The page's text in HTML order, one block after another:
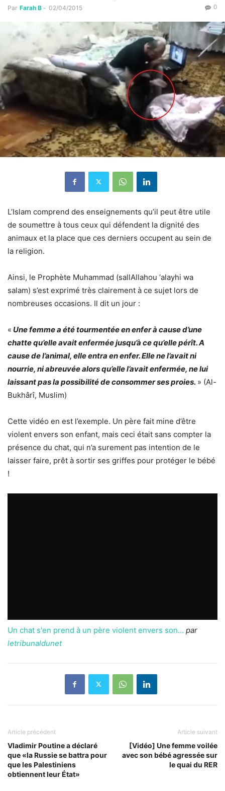
Par Farah B - 02/04/2015 0
L’Islam comprend des enseignements qu’il peut être utile
de soumettre à tous ceux qui défendent la dignité des
animaux et la place que ces derniers occupent au sein de
la religion.
Ainsi, le Prophète Muhammad (sallAllahou ‘alayhi wa
salam) s’est exprimé très clairement à ce sujet lors de
nombreuses occasions. Il dit un jour :
« Une femme a été tourmentée en enfer à cause d’une
chatte qu’elle avait enfermée jusqu’à ce qu’elle pérît. A
cause de l’animal, elle entra en enfer. Elle ne l’avait ni
nourrie, ni abreuvée alors qu’elle l’avait enfermée, ne lui
laissant pas la possibilité de consommer ses proies. » (Al-
Bukhârî, Muslim)
Cette vidéo en est l’exemple. Un père fait mine d’être
violent envers son enfant, mais ceci était sans compter la
présence du chat, qui n’a surement pas intention de le
laisser faire, prêt à sortir ses griffes pour protéger le bébé
!
Un chat s'en prend à un père violent envers son… par
letribunaldunet
Article précédent
Vladimir Poutine a déclaré
que «la Russie se battra pour
que les Palestiniens
obtiennent leur État»
Article suivant
[Vidéo] Une femme voilée
avec son bébé agressée sur
le quai du RER